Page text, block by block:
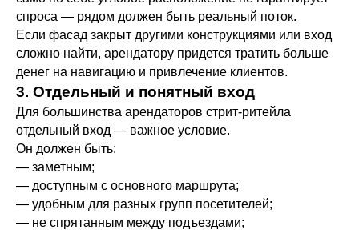
спроса — рядом должен быть реальный поток.
Если фасад закрыт другими конструкциями или вход
сложно найти, арендатору придется тратить больше
денег на навигацию и привлечение клиентов.
3. Отдельный и понятный вход
Для большинства арендаторов стрит-ритейла
отдельный вход — важное условие.
Он должен быть:
— заметным;
— доступным с основного маршрута;
— удобным для разных групп посетителей;
— не спрятанным между подъездами;